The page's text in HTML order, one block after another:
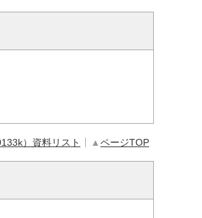
）資料リスト ▲ページTOP